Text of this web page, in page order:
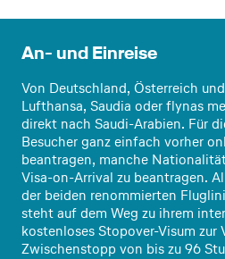
An- und Einreise
Von Deutschland, Österreich
Lufthansa, Saudia oder flynas
direkt nach Saudi-Arabien. Für
Besucher ganz einfach vorher
beantragen, manche
Visa-on-Arrival zu beantragen.
der beiden renommierten
steht auf dem Weg zu ihrem
kostenloses Stopover-Visum zur
Zwischenstopp von bis zu 96